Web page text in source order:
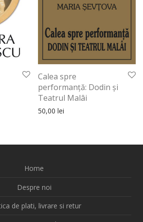
Calea spre
performanţă: Dodin şi
Teatrul Malâi
50,00 lei
Home
Despre noi
de plati, livrare si retur